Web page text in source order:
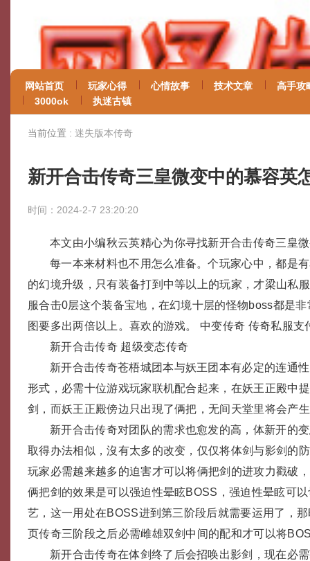
网站首页 玩家心得 心情故事 技术文章
高手攻
3000ok
执迷古镇
当前位置 : 迷失版本传奇
新开合击传奇三皇微变中的慕容英
时间：2024-2-7 23:20:20
本文由小编秋云英精心为你寻找新开合击传奇三皇
每一本来材料也不用怎么准备。个玩家心中，都是
的幻境升级，只有装备打到中等以上的玩家，才梁山私
服合击0层这个装备宝地，在幻境十层的怪物boss都是
图要多出两倍以上。喜欢的游戏。 中变传奇 传奇私服支
新开合击传奇 超级变态传奇
新开合击传奇苍梧城团本与妖王团本有必定的连通
形式，必需十位游戏玩家联机配合起来，在妖王正殿中
剑，而妖王正殿傍边只出現了俩把，无间天堂里将会产
新开合击传奇对团队的需求也愈发的高，体新开的
取得办法相似，沒有太多的改变，仅仅将体剑与影剑的
玩家必需越来越多的迫害才可以将俩把剑的进攻力戳破
俩把剑的效果是可以强迫性晕眩BOSS，强迫性晕眩可
艺，这一用处在BOSS进到第三阶段后就需要运用了，
页传奇三阶段之后必需雌雄双剑中间的配和才可以将
新开合击传奇在体剑终了后会招唤出影剑，现在必